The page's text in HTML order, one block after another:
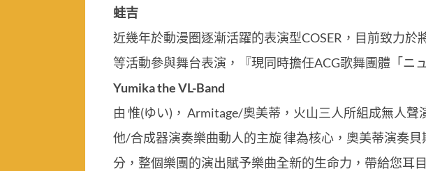
蛙吉
近幾年於動漫圈逐漸活躍的表演型COSER，目前致力
等活動參與舞台表演，『現同時擔任ACG歌舞團體「
Yumika the VL-Band
由 惟(ゆい)， Armitage/奧美蒂，火山三人所組成無人
他/合成器演奏樂曲動人的主旋 律為核心，奧美蒂演奏
分，整個樂團的演出賦予樂曲全新的生命力，帶給您耳